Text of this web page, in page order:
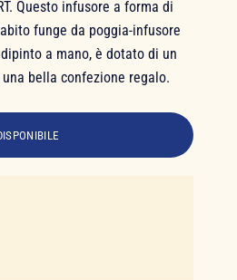
Questo infusore a forma di
funge da poggia-infusore
a mano, è dotato di un
bella confezione regalo.